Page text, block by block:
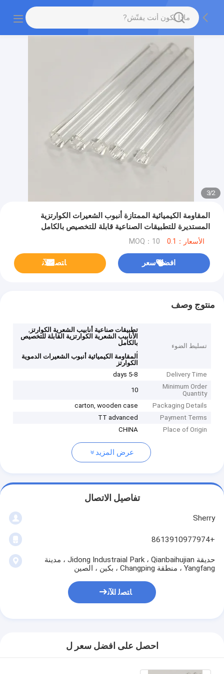
2
/
3
المقاومة الكيميائية الممتازة أنبوب الشعيرات الكوارتزية
المستديرة للتطبيقات الصناعية قابلة للتخصيص بالكامل
الأسعار：0.1 MOQ：10
افضل سعر ﺎﺘﺼﻟ ﺍﻶﻧ
منتوج وصف
تسليط الضوء
تطبيقات صناعية أنابيب الشعرية الكوارتز ,
الأنابيب الشعرية الكوارتزية القابلة للتخصيص
بالكامل
,
المقاومة الكيميائية أنبوب الشعيرات الدموية
الكوارتز
Delivery Time
5-8 days
Minimum Order
Quantity
10
Packaging Details
carton, wooden case
Payment Terms
TT advanced
Place of Origin
CHINA
عرض المزيد
تفاصيل الاتصال
Sherry
+8613910977974
حديقة Jidong Industraial Park ، Qianbaihujian ، مدينة
Yangfang ، منطقة Changping ، بكين ، الصين
ﺎﺘﺼﻟ ﺍﻶﻧ
احصل على افضل سعر ل